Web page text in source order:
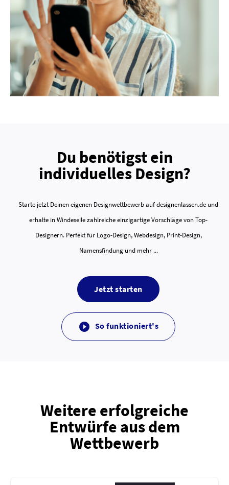
Du benötigst ein
individuelles Design?
Starte jetzt Deinen eigenen Designwettbewerb auf designenlassen.de und
erhalte in Windeseile zahlreiche einzigartige Vorschläge von Top-
Designern. Perfekt für Logo-Design, Webdesign, Print-Design,
Namensfindung und mehr ...
Jetzt starten
 So funktioniert's
Weitere erfolgreiche
Entwürfe aus dem
Wettbewerb